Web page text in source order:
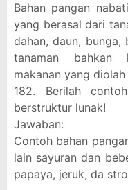
Bahan pangan
yang berasal dari
dahan, daun, bunga,
tanaman bahkan
makanan yang
182. Berilah
berstruktur lunak!
Jawaban:
Contoh bahan
lain sayuran dan
papaya, jeruk, da